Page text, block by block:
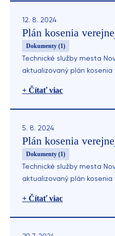
12. 8. 2024
Plán kosenia
Dokumenty (1)
Technické služby mesta
aktualizovaný plán kosenia
+ Čítať viac
5. 8. 2024
Plán kosenia
Dokumenty (1)
Technické služby mesta
aktualizovaný plán kosenia
+ Čítať viac